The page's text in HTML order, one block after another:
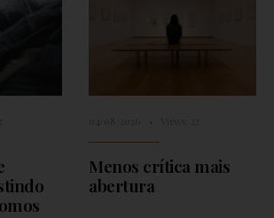
Menos crítica mais
abertura